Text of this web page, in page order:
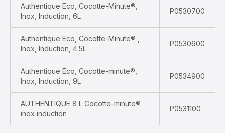
Authentique Eco, Cocotte-Minute®,
Inox, Induction, 6L
P0530700
Authentique Eco, Cocotte-Minute® ,
Inox, Induction, 4.5L
P0530600
Authentique Eco, Cocotte-minute®,
Inox, Induction, 9L
P0534900
AUTHENTIQUE 8 L Cocotte-minute®
inox induction
P0531100